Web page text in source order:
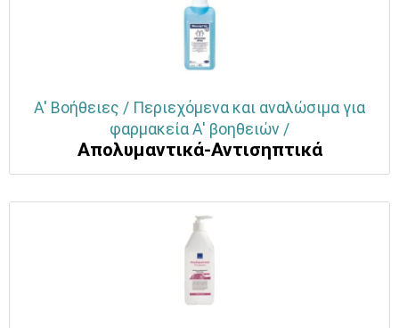
Α' Βοήθειες / Περιεχόμενα και αναλώσιμα για
φαρμακεία Α' βοηθειών /
Απολυμαντικά-Αντισηπτικά